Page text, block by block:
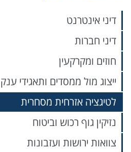
דיני אינטרנט
דיני חברות
חוזים ומקרקעין
ייצוג מול ממסדים ותאגידי ענק
לטיגציה אזרחית מסחרית
נזיקין גוף רכוש וביטוח
צוואות ירושות ועזבונות